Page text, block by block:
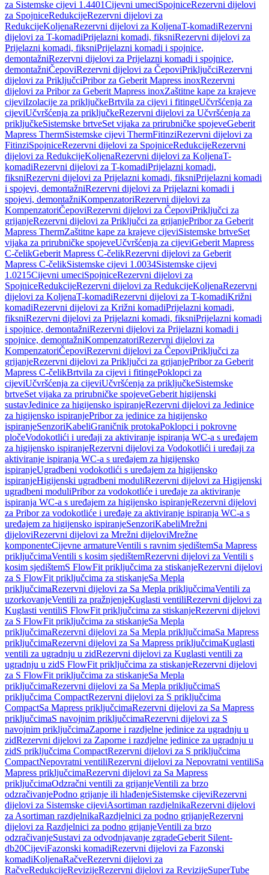
za Sistemske cijevi 1.4401Cijevni umeciSpojniceRezervni dijelovi
za SpojniceRedukcijeRezervni dijelovi za
RedukcijeKoljenaRezervni dijelovi za KoljenaT-komadiRezervni
dijelovi za T-komadiPrijelazni komadi, fiksniRezervni dijelovi za
Prijelazni komadi, fiksniPrijelazni komadi i spojnice,
demontažniRezervni dijelovi za Prijelazni komadi i spojnice,
demontažniČepoviRezervni dijelovi za ČepoviPriključciRezervni
dijelovi za PriključciPribor za Geberit Mapress inoxRezervni
dijelovi za Pribor za Geberit Mapress inoxZaštitne kape za krajeve
cijeviIzolacije za priključkeBrtvila za cijevi i fitingeUčvršćenja za
cijeviUčvršćenja za priključkeRezervni dijelovi za Učvršćenja za
priključkeSistemske brtveSet vijaka za prirubničke spojeveGeberit
Mapress ThermSistemske cijevi ThermFitinziRezervni dijelovi za
FitinziSpojniceRezervni dijelovi za SpojniceRedukcijeRezervni
dijelovi za RedukcijeKoljenaRezervni dijelovi za KoljenaT-
komadiRezervni dijelovi za T-komadiPrijelazni komadi,
fiksniRezervni dijelovi za Prijelazni komadi, fiksniPrijelazni komadi
i spojevi, demontažniRezervni dijelovi za Prijelazni komadi i
spojevi, demontažniKompenzatoriRezervni dijelovi za
KompenzatoriČepoviRezervni dijelovi za ČepoviPriključci za
grijanjeRezervni dijelovi za Priključci za grijanjePribor za Geberit
Mapress ThermZaštitne kape za krajeve cijeviSistemske brtveSet
vijaka za prirubničke spojeveUčvršćenja za cijeviGeberit Mapress
C-čelikGeberit Mapress C-čelikRezervni dijelovi za Geberit
Mapress C-čelikSistemske cijevi 1.0034Sistemske cijevi
1.0215Cijevni umeciSpojniceRezervni dijelovi za
SpojniceRedukcijeRezervni dijelovi za RedukcijeKoljenaRezervni
dijelovi za KoljenaT-komadiRezervni dijelovi za T-komadiKrižni
komadiRezervni dijelovi za Križni komadiPrijelazni komadi,
fiksniRezervni dijelovi za Prijelazni komadi, fiksniPrijelazni komadi
i spojnice, demontažniRezervni dijelovi za Prijelazni komadi i
spojnice, demontažniKompenzatoriRezervni dijelovi za
KompenzatoriČepoviRezervni dijelovi za ČepoviPriključci za
grijanjeRezervni dijelovi za Priključci za grijanjePribor za Geberit
Mapress C-čelikBrtvila za cijevi i fitingePoklopci za
cijeviUčvršćenja za cijeviUčvršćenja za priključkeSistemske
brtveSet vijaka za prirubničke spojeveGeberit higijenski
sustavJedinice za higijensko ispiranjeRezervni dijelovi za Jedinice
za higijensko ispiranjePribor za jedinice za higijensko
ispiranjeSenzoriKabeliGraničnik protokaPoklopci i pokrovne
pločeVodokotlići i uređaji za aktiviranje ispiranja WC-a s uređajem
za higijensko ispiranjeRezervni dijelovi za Vodokotlići i uređaji za
aktiviranje ispiranja WC-a s uređajem za higijensko
ispiranjeUgradbeni vodokotlići s uređajem za higijensko
ispiranjeHigijenski ugradbeni moduliRezervni dijelovi za Higijenski
ugradbeni moduliPribor za vodokotliće i uređaje za aktiviranje
ispiranja WC-a s uređajem za higijensko ispiranjeRezervni dijelovi
za Pribor za vodokotliće i uređaje za aktiviranje ispiranja WC-a s
uređajem za higijensko ispiranjeSenzoriKabeliMrežni
dijeloviRezervni dijelovi za Mrežni dijeloviMrežne
komponenteCijevne armatureVentili s ravnim sjedištemSa Mapress
priključcimaVentili s kosim sjedištemRezervni dijelovi za Ventili s
kosim sjedištemS FlowFit priključcima za stiskanjeRezervni dijelovi
za S FlowFit priključcima za stiskanjeSa Mepla
priključcimaRezervni dijelovi za Sa Mepla priključcimaVentili za
uzorkovanjeVentili za pražnjenjeKuglasti ventiliRezervni dijelovi za
Kuglasti ventiliS FlowFit priključcima za stiskanjeRezervni dijelovi
za S FlowFit priključcima za stiskanjeSa Mepla
priključcimaRezervni dijelovi za Sa Mepla priključcimaSa Mapress
priključcimaRezervni dijelovi za Sa Mapress priključcimaKuglasti
ventili za ugradnju u zidRezervni dijelovi za Kuglasti ventili za
ugradnju u zidS FlowFit priključcima za stiskanjeRezervni dijelovi
za S FlowFit priključcima za stiskanjeSa Mepla
priključcimaRezervni dijelovi za Sa Mepla priključcimaS
priključcima CompactRezervni dijelovi za S priključcima
CompactSa Mapress priključcimaRezervni dijelovi za Sa Mapress
priključcimaS navojnim priključcimaRezervni dijelovi za S
navojnim priključcimaZaporne i razdjelne jedinice za ugradnju u
zidRezervni dijelovi za Zaporne i razdjelne jedinice za ugradnju u
zidS priključcima CompactRezervni dijelovi za S priključcima
CompactNepovratni ventiliRezervni dijelovi za Nepovratni ventiliSa
Mapress priključcimaRezervni dijelovi za Sa Mapress
priključcimaOdzračni ventili za grijanjeVentili za brzo
odzračivanjePodno grijanje ili hlađenjeSistemske cijeviRezervni
dijelovi za Sistemske cijeviAsortiman razdjelnikaRezervni dijelovi
za Asortiman razdjelnikaRazdjelnici za podno grijanjeRezervni
dijelovi za Razdjelnici za podno grijanjeVentili za brzo
odzračivanjeSustavi za odvodnjavanje zgradeGeberit Silent-
db20CijeviFazonski komadiRezervni dijelovi za Fazonski
komadiKoljenaRačveRezervni dijelovi za
RačveRedukcijeRevizijeRezervni dijelovi za RevizijeSuperTube